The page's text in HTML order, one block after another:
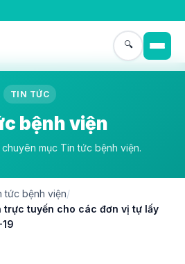
🔍
TIN TỨC
bệnh viện
mục Tin tức bệnh viện.
tức bệnh viện/
trực tuyến cho các đơn vị tự lấy